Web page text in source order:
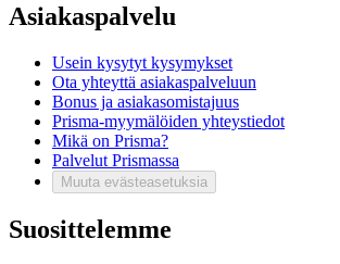
Asiakaspalvelu
Usein kysytyt kysymykset
Ota yhteyttä asiakaspalveluun
Bonus ja asiakasomistajuus
Prisma-myymälöiden yhteystiedot
Mikä on Prisma?
Palvelut Prismassa
Muuta evästeasetuksia
Suosittelemme